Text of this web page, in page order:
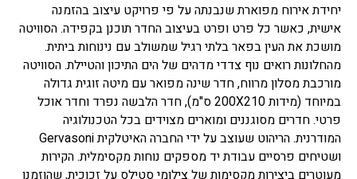
יחידת אירוח מפוארת שנבנתה על פי פרויקט עיצוב בהזמנה
אישית, כאשר כל פרט ופרט בעיצוב החדר תוכנן בקפידה. הסוויטה
מושכת את העין בפאר בלתי רגיל שמשולב עם נינוחות ביתית.
מהחלונות רואים נוף צדדי מדהים של הים התיכון והטיילת. הסוויטה
מורכבת מסלון מרווח, חדר שינה מפואר עם מיטה זוגית גדולה
במיוחד (מידות 200X210 ס"מ), חדר הלבשה נפרד וחדר אוכל
פרטי. חדרים מסוגננים ומוארים מצוידים בכל הטכנולוגיה
המודרנית. הריהוט שעוצב על ידי החברה האיטלקית Gervasoni
ושטיחים פרסיים עבודת יד מספקים נוחות מקסימלית. הקירות
מעוטרים ביצירות מקסימות של צילומי סטילס על זכוכית, שהוזמנו